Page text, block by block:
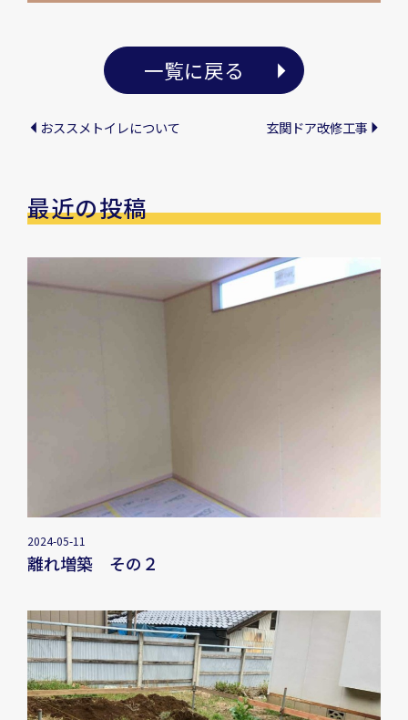
一覧に戻る
おススメトイレについて 玄関ドア改修工事
最近の投稿
2024-05-11
離れ増築 その２